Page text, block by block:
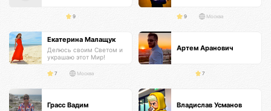
9 9 Москва
Екатерина Малащук
Делюсь своим Светом и
украшаю этот Мир!
7 Москва
Артем Аранович
7
Грасс Вадим Владислав Усманов